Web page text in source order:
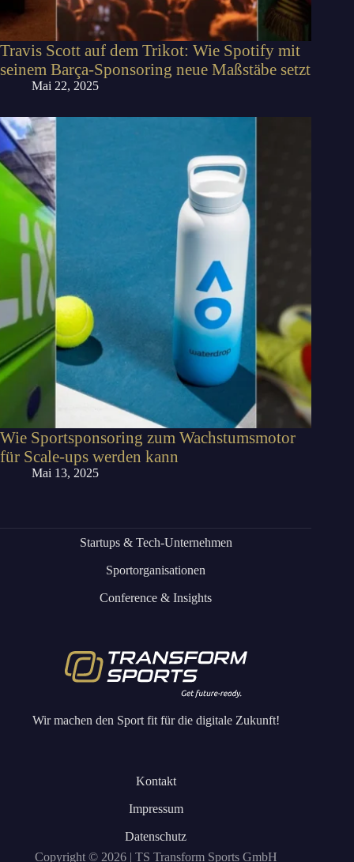
Travis Scott auf dem Trikot: Wie Spotify mit
seinem Barça-Sponsoring neue Maßstäbe setzt
Mai 22, 2025
Wie Sportsponsoring zum Wachstumsmotor
für Scale-ups werden kann
Mai 13, 2025
Startups & Tech-Unternehmen
Sportorganisationen
Conference & Insights
Wir machen den Sport fit für die digitale Zukunft!
Kontakt
Impressum
Datenschutz
Copyright © 2026 | TS Transform Sports GmbH